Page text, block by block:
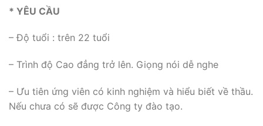
* YÊU CẦU
– Độ tuổi : trên 22 tuổi
– Trình độ Cao đẳng trở lên. Giọng nói dễ nghe
– Ưu tiên ứng viên có kinh nghiệm và hiểu biết về thầu.
Nếu chưa có sẽ được Công ty đào tạo.